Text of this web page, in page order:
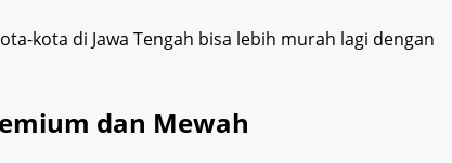
kota di Jawa Tengah bisa lebih murah lagi dengan
dan Mewah